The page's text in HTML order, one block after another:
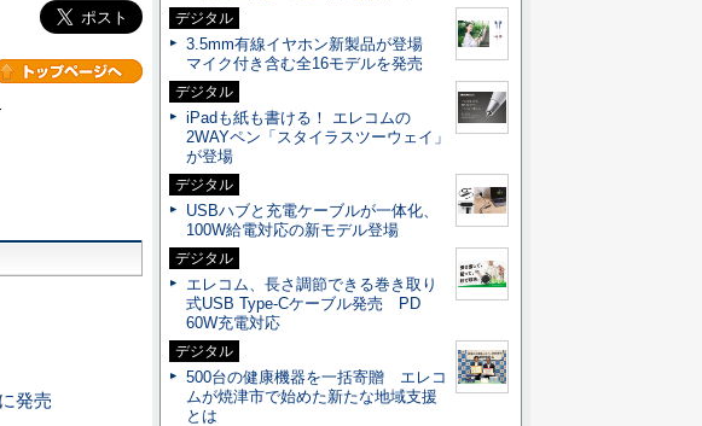
発売
デジタル
3.5mm有線イヤホン新製品が登場
マイク付き含む全16モデルを発売
デジタル
iPadも紙も書ける！ エレコムの
2WAYペン「スタイラスツーウェイ」
が登場
デジタル
USBハブと充電ケーブルが一体化、
100W給電対応の新モデル登場
デジタル
エレコム、長さ調節できる巻き取り
式USB Type-Cケーブル発売 PD
60W充電対応
デジタル
500台の健康機器を一括寄贈 エレコ
ムが焼津市で始めた新たな地域支援
とは